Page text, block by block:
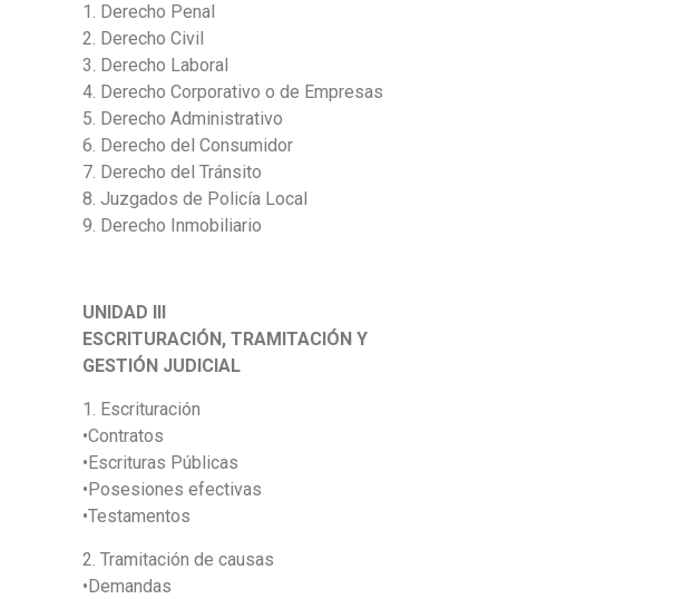
1. Derecho Penal
2. Derecho Civil
3. Derecho Laboral
4. Derecho Corporativo o de Empresas
5. Derecho Administrativo
6. Derecho del Consumidor
7. Derecho del Tránsito
8. Juzgados de Policía Local
9. Derecho Inmobiliario
UNIDAD III
ESCRITURACIÓN, TRAMITACIÓN Y
GESTIÓN JUDICIAL
1. Escrituración
•Contratos
•Escrituras Públicas
•Posesiones efectivas
•Testamentos
2. Tramitación de causas
•Demandas